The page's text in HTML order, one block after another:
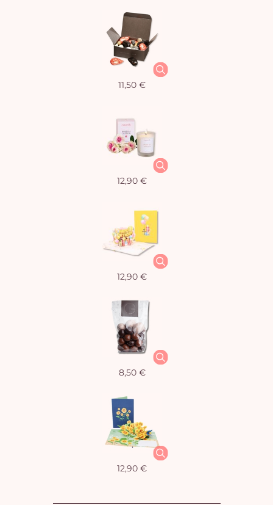
11,50 €
12,90 €
12,90 €
8,50 €
12,90 €